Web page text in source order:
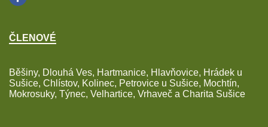
ČLENOVÉ
Běšiny, Dlouhá Ves, Hartmanice, Hlavňovice, Hrádek u
Sušice, Chlístov, Kolinec, Petrovice u Sušice, Mochtín,
Mokrosuky, Týnec, Velhartice, Vrhaveč a Charita Sušice